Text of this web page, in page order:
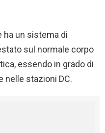
ha un sistema di
sul normale corpo
essendo in grado di
nelle stazioni DC.